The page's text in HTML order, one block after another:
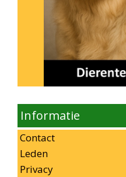
Informatie
Contact
Leden
Privacy